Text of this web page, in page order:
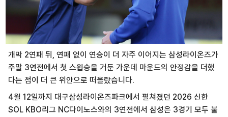
개막 2연패 뒤, 연패 없이 연승이 더 자주 이어지는 삼성라이온즈가
주말 3연전에서 첫 스윕승을 거둔 가운데 마운드의 안정감을 더했
다는 점이 더 큰 위안으로 떠올랐습니다.
4월 12일까지 대구삼성라이온즈파크에서 펼쳐졌던 2026 신한
SOL KBO리그 NC다이노스와의 3연전에서 삼성은 3경기 모두 불